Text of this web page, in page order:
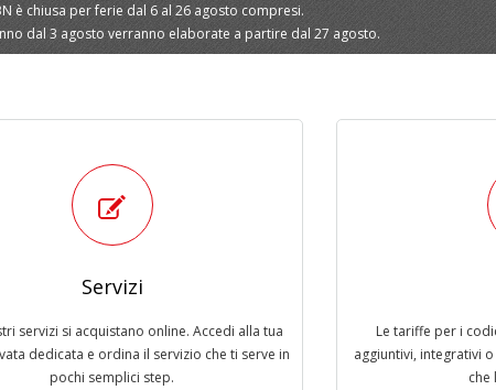
è chiusa per ferie dal 6 al 26 agosto compresi.
dal 3 agosto verranno elaborate a partire dal 27 agosto.
Servizi
servizi si acquistano online. Accedi alla tua
dedicata e ordina il servizio che ti serve in
pochi semplici step.
Le tariffe per i
aggiuntivi, integrativi
che